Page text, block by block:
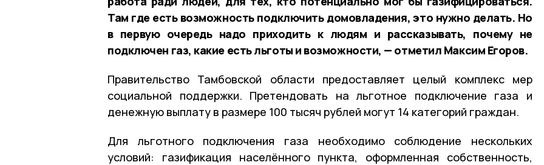
Там где есть возможность подключить домовладения, это нужно делать. Но
в первую очередь надо приходить к людям и рассказывать, почему не
подключен газ, какие есть льготы и возможности, — отметил Максим Егоров.
Правительство Тамбовской области предоставляет целый комплекс мер
социальной поддержки. Претендовать на льготное подключение газа и
денежную выплату в размере 100 тысяч рублей могут 14 категорий граждан.
Для льготного подключения газа необходимо соблюдение нескольких
условий: газификация населённого пункта, оформленная собственность,